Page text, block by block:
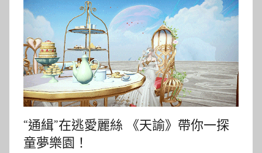
“通緝”在逃愛麗絲 《天諭》帶你一探
童夢樂園！